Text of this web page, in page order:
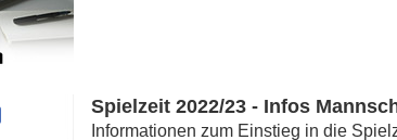
Spielzeit 2022/23 - Infos
Informationen zum Einstieg in die